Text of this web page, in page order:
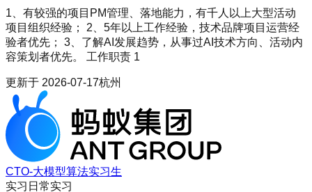
1、有较强的项目PM管理、落地能力，有千人以上大型活动
项目组织经验； 2、5年以上工作经验，技术品牌项目运营经
验者优先； 3、了解AI发展趋势，从事过AI技术方向、活动内
容策划者优先。 工作职责 1
更新于 2026-07-17杭州
CTO-大模型算法实习生
实习 日常实习